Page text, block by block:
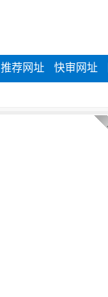
推荐网址 快审网址